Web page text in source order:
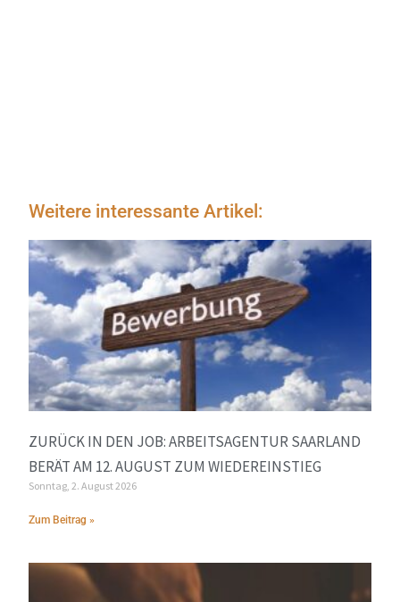
Weitere interessante Artikel:
ZURÜCK IN DEN JOB: ARBEITSAGENTUR SAARLAND
BERÄT AM 12. AUGUST ZUM WIEDEREINSTIEG
Sonntag, 2. August 2026
Zum Beitrag »